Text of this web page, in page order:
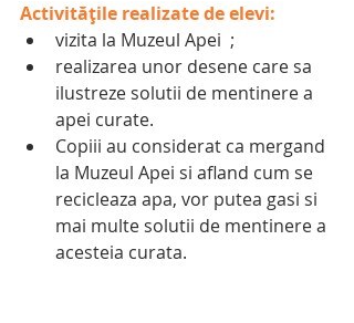
Activitățile realizate de elevi:
vizita la Muzeul Apei  ;
realizarea unor desene care sa
ilustreze solutii de mentinere a
apei curate.
Copiii au considerat ca mergand
la Muzeul Apei si afland cum se
recicleaza apa, vor putea gasi si
mai multe solutii de mentinere a
acesteia curata.